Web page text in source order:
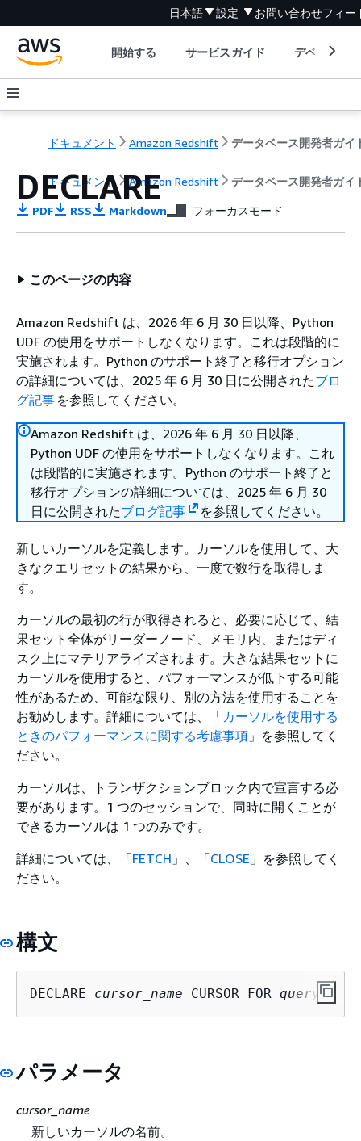
日本語 設定 お問い合わせフィー
開始する サービスガイド デベロッパ
ドキュメント Amazon Redshift データベース開発者ガイ
ドキュメント Amazon Redshift データベース開発者ガイ
DECLARE
PDF RSS Markdown フォーカスモード
このページの内容
Amazon Redshift は、2026 年 6 月 30 日以降、Python
UDF の使用をサポートしなくなります。これは段階的に
実施されます。Python のサポート終了と移行オプション
の詳細については、2025 年 6 月 30 日に公開されたブロ
グ記事 を参照してください。
Amazon Redshift は、2026 年 6 月 30 日以降、
Python UDF の使用をサポートしなくなります。これ
は段階的に実施されます。Python のサポート終了と
移行オプションの詳細については、2025 年 6 月 30
日に公開されたブログ記事 を参照してください。
新しいカーソルを定義します。カーソルを使用して、大
きなクエリセットの結果から、一度で数行を取得しま
す。
カーソルの最初の行が取得されると、必要に応じて、結
果セット全体がリーダーノード、メモリ内、またはディ
スク上にマテリアライズされます。大きな結果セットに
カーソルを使用すると、パフォーマンスが低下する可能
性があるため、可能な限り、別の方法を使用することを
お勧めします。詳細については、「カーソルを使用する
ときのパフォーマンスに関する考慮事項 」を参照してく
ださい。
カーソルは、トランザクションブロック内で宣言する必
要があります。1 つのセッションで、同時に開くことが
できるカーソルは 1 つのみです。
詳細については、「FETCH 」、「CLOSE 」を参照してく
ださい。
構文
DECLARE cursor_name CURSOR FOR query
パラメータ
cursor_name
新しいカーソルの名前。